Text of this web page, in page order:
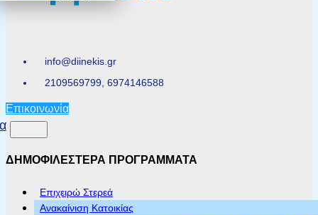
info@diinekis.gr
2109569799, 6974146588
Επικοινωνία
ΔΗΜΟΦΙΛΕΣΤΕΡΑ ΠΡΟΓΡΑΜΜΑΤΑ
Επιχειρώ Στερεά
Ανακαίνιση Κατοικίας